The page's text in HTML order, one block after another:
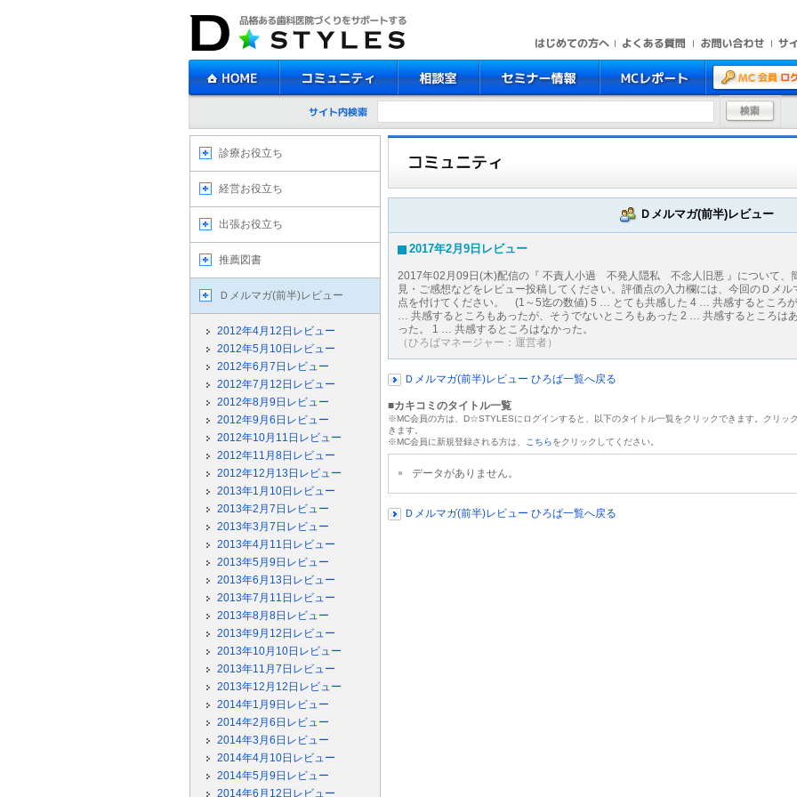
診療お役立ち
経営お役立ち
出張お役立ち
推薦図書
Ｄメルマガ(前半)レビュー
2012年4月12日レビュー
2012年5月10日レビュー
2012年6月7日レビュー
2012年7月12日レビュー
2012年8月9日レビュー
2012年9月6日レビュー
2012年10月11日レビュー
2012年11月8日レビュー
2012年12月13日レビュー
2013年1月10日レビュー
2013年2月7日レビュー
2013年3月7日レビュー
2013年4月11日レビュー
2013年5月9日レビュー
2013年6月13日レビュー
2013年7月11日レビュー
2013年8月8日レビュー
2013年9月12日レビュー
2013年10月10日レビュー
2013年11月7日レビュー
2013年12月12日レビュー
2014年1月9日レビュー
2014年2月6日レビュー
2014年3月6日レビュー
2014年4月10日レビュー
2014年5月9日レビュー
2014年6月12日レビュー
Ｄメルマガ(前半)レビュー
2017年2月9日レビュー
2017年02月09日(木)配信の『 不責人小過 不発人隠私 不念人旧悪 』について、
見・ご感想などをレビュー投稿してください。評価点の入力欄には、今回のＤメル
点を付けてください。 (1～5迄の数値) 5 … とても共感した 4 … 共感するところ
… 共感するところもあったが、そうでないところもあった 2 … 共感するところは
った。 1 … 共感するところはなかった。
（ひろばマネージャー：運営者）
Ｄメルマガ(前半)レビュー ひろば一覧へ戻る
■カキコミのタイトル一覧
※MC会員の方は、D☆STYLESにログインすると、以下のタイトル一覧をクリックできます。クリッ
きます。
※MC会員に新規登録される方は、
こちらをクリックしてください。
データがありません。
Ｄメルマガ(前半)レビュー ひろば一覧へ戻る